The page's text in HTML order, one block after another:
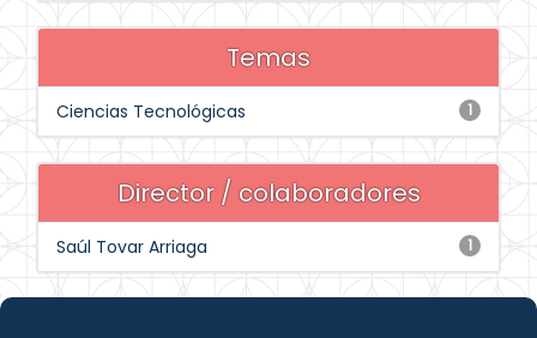
Temas
1
Ciencias Tecnológicas
Director / colaboradores
1
Saúl Tovar Arriaga